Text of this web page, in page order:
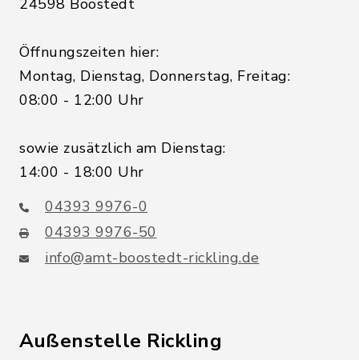
24598 Boostedt
Öffnungszeiten hier:
Montag, Dienstag, Donnerstag, Freitag:
08:00 - 12:00 Uhr
sowie zusätzlich am Dienstag:
14:00 - 18:00 Uhr
04393 9976-0
04393 9976-50
info@amt-boostedt-rickling.de
Außenstelle Rickling